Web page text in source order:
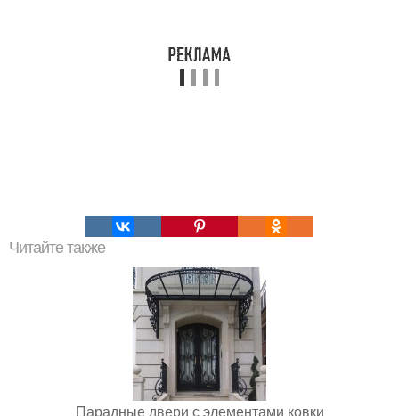
Читайте также
Парадные двери с элементами ковки